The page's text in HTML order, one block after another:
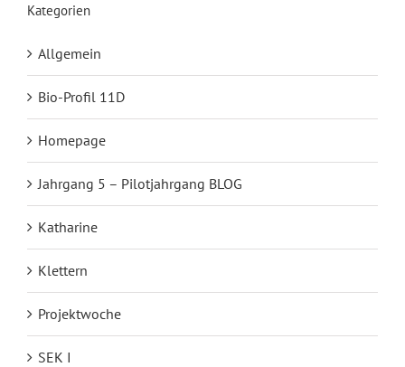
Kategorien
Allgemein
Bio-Profil 11D
Homepage
Jahrgang 5 – Pilotjahrgang BLOG
Katharine
Klettern
Projektwoche
SEK I